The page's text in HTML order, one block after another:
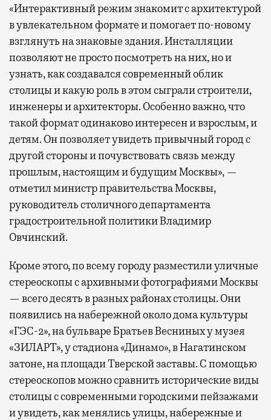
«Интерактивный режим знакомит с архитектурой
в увлекательном формате и помогает по-новому
взглянуть на знаковые здания. Инсталляции
позволяют не просто посмотреть на них, но и
узнать, как создавался современный облик
столицы и какую роль в этом сыграли строители,
инженеры и архитекторы. Особенно важно, что
такой формат одинаково интересен и взрослым, и
детям. Он позволяет увидеть привычный город с
другой стороны и почувствовать связь между
прошлым, настоящим и будущим Москвы», —
отметил министр правительства Москвы,
руководитель столичного департамента
градостроительной политики Владимир
Овчинский.
Кроме этого, по всему городу разместили уличные
стереоскопы с архивными фотографиями Москвы
— всего десять в разных районах столицы. Они
появились на набережной около дома культуры
«ГЭС-2», на бульваре Братьев Весниных у музея
«ЗИЛАРТ», у стадиона «Динамо», в Нагатинском
затоне, на площади Тверской заставы. С помощью
стереоскопов можно сравнить исторические виды
столицы с современными городскими пейзажами
и увидеть, как менялись улицы, набережные и